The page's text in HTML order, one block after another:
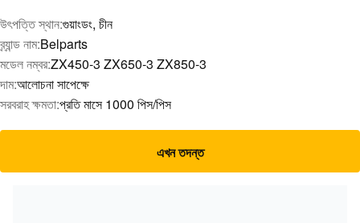
উৎপত্তি স্থান:গুয়াংডং, চীন
ব্র্যান্ড নাম:Belparts
মডেল নম্বর:ZX450-3 ZX650-3 ZX850-3
দাম:আলোচনা সাপেক্ষে
সরবরাহ ক্ষমতা:প্রতি মাসে 1000 পিস/পিস
এখন তদন্ত